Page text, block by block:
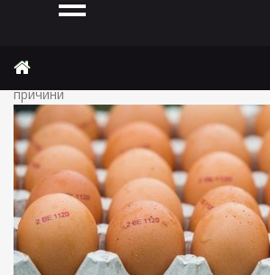
Яйця в Україні дорожчають кожен день:
причини